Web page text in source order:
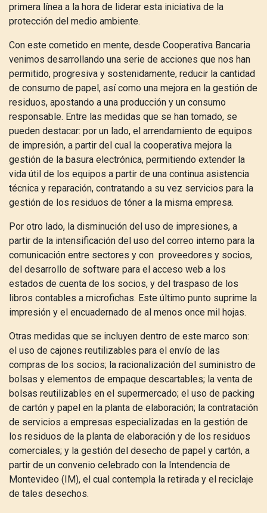
primera línea a la hora de liderar esta iniciativa de la
protección del medio ambiente.
Con este cometido en mente, desde Cooperativa Bancaria
venimos desarrollando una serie de acciones que nos han
permitido, progresiva y sostenidamente, reducir la cantidad
de consumo de papel, así como una mejora en la gestión de
residuos, apostando a una producción y un consumo
responsable. Entre las medidas que se han tomado, se
pueden destacar: por un lado, el arrendamiento de equipos
de impresión, a partir del cual la cooperativa mejora la
gestión de la basura electrónica, permitiendo extender la
vida útil de los equipos a partir de una continua asistencia
técnica y reparación, contratando a su vez servicios para la
gestión de los residuos de tóner a la misma empresa.
Por otro lado, la disminución del uso de impresiones, a
partir de la intensificación del uso del correo interno para la
comunicación entre sectores y con proveedores y socios,
del desarrollo de software para el acceso web a los
estados de cuenta de los socios, y del traspaso de los
libros contables a microfichas. Este último punto suprime la
impresión y el encuadernado de al menos once mil hojas.
Otras medidas que se incluyen dentro de este marco son:
el uso de cajones reutilizables para el envío de las
compras de los socios; la racionalización del suministro de
bolsas y elementos de empaque descartables; la venta de
bolsas reutilizables en el supermercado; el uso de packing
de cartón y papel en la planta de elaboración; la contratación
de servicios a empresas especializadas en la gestión de
los residuos de la planta de elaboración y de los residuos
comerciales; y la gestión del desecho de papel y cartón, a
partir de un convenio celebrado con la Intendencia de
Montevideo (IM), el cual contempla la retirada y el reciclaje
de tales desechos.